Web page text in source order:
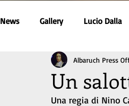
News Gallery Lucio Dalla
Scuola di Teatro Spazio
Un
Albaruch Press
Una regia di Nino